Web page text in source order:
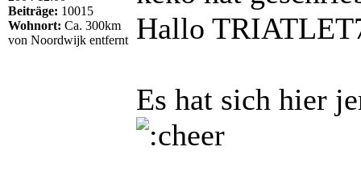
Beiträge: 10015
Wohnort: Ca. 300km
von Noordwijk entfernt
Hallo
Es hat sich hier